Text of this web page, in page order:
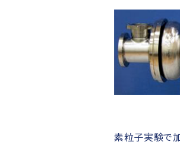
素粒子実験で